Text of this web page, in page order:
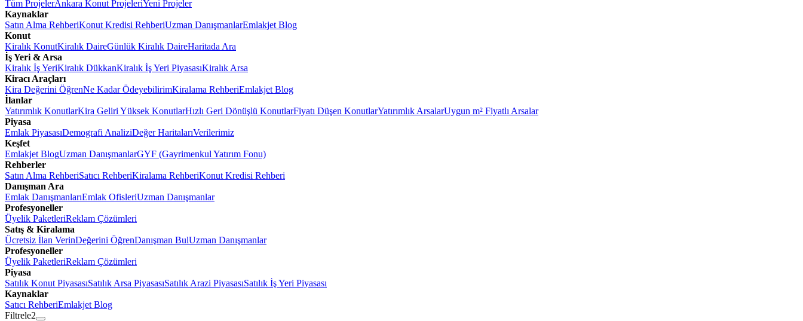
Tüm ProjelerAnkara Konut ProjeleriYeni Projeler
Kaynaklar
Satın Alma RehberiKonut Kredisi RehberiUzman DanışmanlarEmlakjet Blog
Konut
Kiralık KonutKiralık DaireGünlük Kiralık DaireHaritada Ara
İş Yeri & Arsa
Kiralık İş YeriKiralık DükkanKiralık İş Yeri PiyasasıKiralık Arsa
Kiracı Araçları
Kira Değerini ÖğrenNe Kadar ÖdeyebilirimKiralama RehberiEmlakjet Blog
İlanlar
Yatırımlık KonutlarKira Geliri Yüksek KonutlarHızlı Geri Dönüşlü KonutlarFiyatı Düşen KonutlarYatırımlık ArsalarUygun m² Fiyatlı Arsalar
Piyasa
Emlak PiyasasıDemografi AnaliziDeğer HaritalarıVerilerimiz
Keşfet
Emlakjet BlogUzman DanışmanlarGYF (Gayrimenkul Yatırım Fonu)
Rehberler
Satın Alma RehberiSatıcı RehberiKiralama RehberiKonut Kredisi Rehberi
Danışman Ara
Emlak DanışmanlarıEmlak OfisleriUzman Danışmanlar
Profesyoneller
Üyelik PaketleriReklam Çözümleri
Satış & Kiralama
Ücretsiz İlan VerinDeğerini ÖğrenDanışman BulUzman Danışmanlar
Profesyoneller
Üyelik PaketleriReklam Çözümleri
Piyasa
Satılık Konut PiyasasıSatılık Arsa PiyasasıSatılık Arazi PiyasasıSatılık İş Yeri Piyasası
Kaynaklar
Satıcı RehberiEmlakjet Blog
Filtrele2